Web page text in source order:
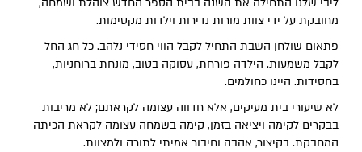
מחובקת על ידי צוות מורות נדירות וילדות מקסימות.
פתאום שולחן השבת התחיל לקבל הווי חסידי נלהב. כל חג החל
לקבל משמעות. הילדה פורחת, עסוקה בטוב, מונחת ברוחניות,
בחסידות. היינו כחולמים.
לא שיעורי בית מעיקים, אלא חדווה עצומה לקראתם; לא מריבות
בבקרים לקימה ויציאה בזמן, קימה בשמחה עצומה לקראת הכיתה
המחבקת. בקיצור, אהבה וחיבור אמיתי לתורה ולמצוות.